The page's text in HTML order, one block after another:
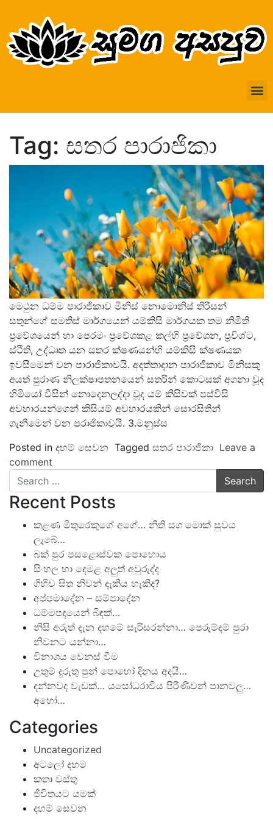
Tag: සතර පාරාජිකා
මෙථුන ධම්ම පාරාජිකාව මිනිස් නොමොනිස් තිරිසන්
සතුන්ගේ සමතිස් මාර්ගයෙන් යම්කිසි මාර්ගයක තම නිමිති
ප්‍රවේශයෙන් හා පෙරමං ප්‍රවේශකළ කල්හි ප්‍රවේශන, ප්‍රවිශ්ට,
ස්ථිති, උද්ධෘත යන සතර ක්ෂණයන්හි යම්කිසි ක්ෂණයක
ඉවසීමෙන් වන පාරාජිකාවයි. අදත්තාදාන පාරාජිකාව මිනිසකු
අයත් පුරාණ නිලක්ෂාපතනයෙන් සතරින් කොටසක් අගනා වූද
හිමියෝ විසින් නොදෙනලද්දා වූද යම් කිසිවක් පස්විසි
අවහාරයන්ගෙන් කිසියම් අවහාරයකින් සොරසිතින්
ගැනීමෙන් වන පරාජිකාවයි. 3.මනුස්ස
Posted in දහම් සෙවන Tagged සතර පාරාජිකා Leave a
comment
Search
Recent Posts
කළණ මිතුරෙකුගේ අගේ… නිති සග මොක් සුවය
ලැබේ…
බක් පුර පසළොස්වක පොහොය
සිංහල හා දෙමළ අලුත් අවුරුද්ද
ගිහිව සිත නිවන් දැකිය හැකිද?
අප්පමාදේන – සම්පාදේන
ධම්මපදයෙන් බිඳක්…
නිසි අරුත් දැන දහමේ සැරිසරන්නා… පෙරුම්දම් පුරා
නිවනට යන්නා…
විනාශය වෙනස් වීම
උතුම් දුරුතු පුන් පොහෝ දිනය අදයි…
දන්නවද වැඩක්… යසෝධරාවිය පිරිණිවන් පානවලු…
අහෝ…
Categories
Uncategorized
අටලෝ දහම
කතා වස්තු
ජීවිතයට යමක්
දහම් සෙවන